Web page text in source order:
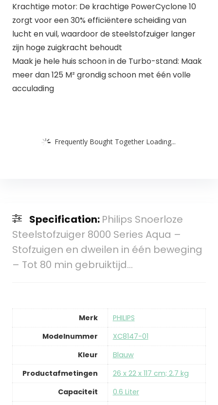
Krachtige motor: De krachtige PowerCyclone 10
zorgt voor een 30% efficiëntere scheiding van
lucht en vuil, waardoor de steelstofzuiger langer
zijn hoge zuigkracht behoudt
Maak je hele huis schoon in de Turbo-stand: Maak
meer dan 125 M² grondig schoon met één volle
acculading
Frequently Bought Together Loading...
Specification: Philips Snoerloze
Steelstofzuiger 8000 Series Aqua –
Stofzuigen en dweilen in één beweging
– Tot 80 min gebruiktijd…
Merk
‎PHILIPS
Modelnummer
‎XC8147-01
Kleur
‎Blauw
Productafmetingen
‎26 x 22 x 117 cm; 2.7 kg
Capaciteit
‎0.6 Liter